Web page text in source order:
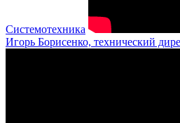
Системотехника
Игорь Борисенко, технический